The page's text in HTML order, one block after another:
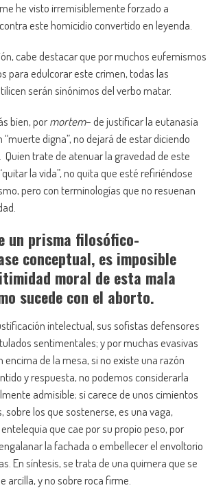
he visto irremisiblemente forzado a
este homicidio convertido en leyenda.
cabe destacar que por muchos eufemismos
para edulcorar este crimen, todas las
serán sinónimos del verbo matar.
bien, pormortem– de justificar la eutanasia
“muerte digna”, no dejará de estar diciendo
Quien trate de atenuar la gravedad de este
la vida”, no quita que esté refiriéndose
pero con terminologías que no resuenan
un prisma filosófico-
conceptual, es imposible
moral de esta mala
sucede con el aborto.
intelectual, sus sofistas defensores
sentimentales; y por muchas evasivas
de la mesa, si no existe una razón
y respuesta, no podemos considerarla
admisible; si carece de unos cimientos
sobre los que sostenerse, es una vaga,
que cae por su propio peso, por
la fachada o embellecer el envoltorio
En síntesis, se trata de una quimera que se
arcilla, y no sobre roca firme.